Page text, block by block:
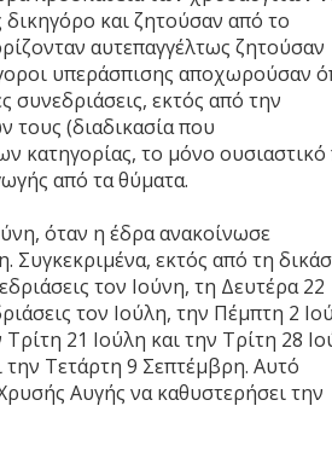
δικηγόρο και ζητούσαν από το
αυτεπαγγέλτως ζητούσαν
υπεράσπισης αποχωρούσαν
συνεδριάσεις, εκτός από την
(διαδικασία που
κατηγορίας, το μόνο
από τα θύματα.
όταν η έδρα ανακοίνωσε
εκτός από τη
τον Ιούνη, τη Δευτέρα 22
τον Ιούλη, την Πέμπτη 2
21 Ιούλη και την Τρίτη 28
Τετάρτη 9 Σεπτέμβρη. Αυτό
Αυγής να καθυστερήσει την